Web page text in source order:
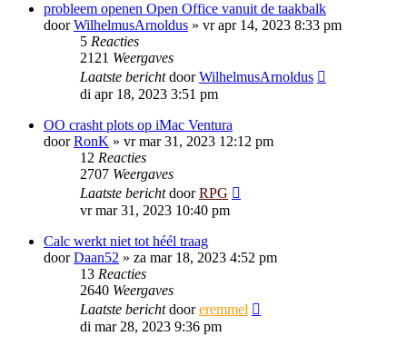
probleem openen Open Office vanuit de taakbalk
doorWilhelmusArnoldus » vr apr 14, 2023 8:33 pm
5 Reacties
2121 Weergaves
Laatste berichtdoorWilhelmusArnoldus
di apr 18, 2023 3:51 pm
OO crasht plots op iMac Ventura
doorRonK » vr mar 31, 2023 12:12 pm
12 Reacties
2707 Weergaves
Laatste berichtdoorRPG
vr mar 31, 2023 10:40 pm
Calc werkt niet tot héél traag
doorDaan52 » za mar 18, 2023 4:52 pm
13 Reacties
2640 Weergaves
Laatste berichtdooreremmel
di mar 28, 2023 9:36 pm